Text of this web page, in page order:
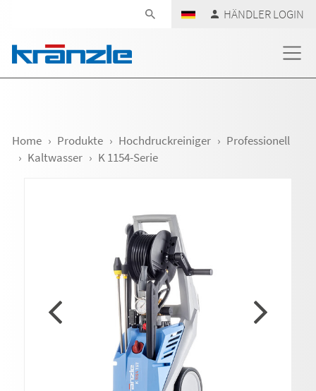
HÄNDLER LOGIN
Home Produkte Hochdruckreiniger
Professionell
Kaltwasser
K 1154-Serie